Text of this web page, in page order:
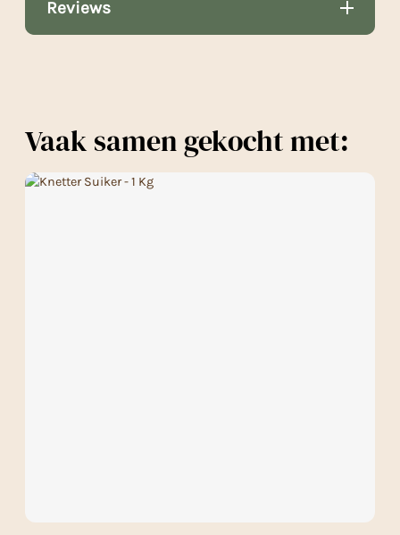
Reviews
Vaak samen gekocht met: